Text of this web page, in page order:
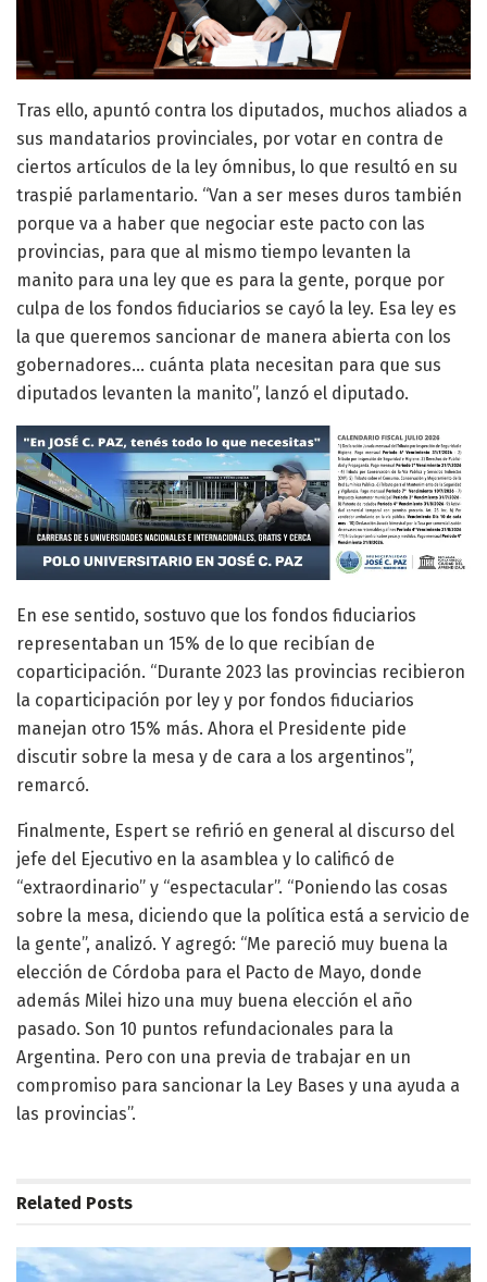
Tras ello, apuntó contra los diputados, muchos aliados a
sus mandatarios provinciales, por votar en contra de
ciertos artículos de la ley ómnibus, lo que resultó en su
traspié parlamentario. “Van a ser meses duros también
porque va a haber que negociar este pacto con las
provincias, para que al mismo tiempo levanten la
manito para una ley que es para la gente, porque por
culpa de los fondos fiduciarios se cayó la ley. Esa ley es
la que queremos sancionar de manera abierta con los
gobernadores… cuánta plata necesitan para que sus
diputados levanten la manito”, lanzó el diputado.
En ese sentido, sostuvo que los fondos fiduciarios
representaban un 15% de lo que recibían de
coparticipación. “Durante 2023 las provincias recibieron
la coparticipación por ley y por fondos fiduciarios
manejan otro 15% más. Ahora el Presidente pide
discutir sobre la mesa y de cara a los argentinos”,
remarcó.
Finalmente, Espert se refirió en general al discurso del
jefe del Ejecutivo en la asamblea y lo calificó de
“extraordinario” y “espectacular”. “Poniendo las cosas
sobre la mesa, diciendo que la política está a servicio de
la gente”, analizó. Y agregó: “Me pareció muy buena la
elección de Córdoba para el Pacto de Mayo, donde
además Milei hizo una muy buena elección el año
pasado. Son 10 puntos refundacionales para la
Argentina. Pero con una previa de trabajar en un
compromiso para sancionar la Ley Bases y una ayuda a
las provincias”.
Related Posts